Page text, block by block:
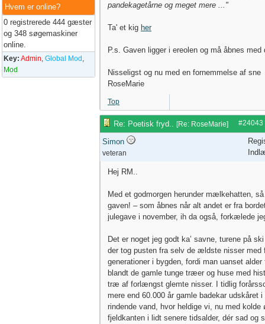
Hvem er online?
0 registrerede 444 gæster
og 348 søgemaskiner
online.
Key: Admin, Global Mod ,
Mod
pandekagetårne og meget mere ..."
Ta' et kig her
P.s. Gaven ligger i ereolen og må åbnes med
Nisseligst og nu med en fornemmelse af sne
RoseMarie
Top
#24043
Re: Poetisk fryd.. [Re: RoseMarie]
Simon
veteran
Hej RM..
Med et godmorgen herunder mælkehatten,
gaven! – som åbnes når alt andet er fra
julegave i november, ih da også, forkælede
Det er noget jeg godt ka’ savne, turene på
der tog pusten fra selv de ældste nisser med
generationer i bygden, fordi man uanset alder
blandt de gamle tunge træer og huse med
træ af forlængst glemte nisser. I tidlig
mere end 60.000 år gamle badekar udskåret
rindende vand, hvor heldige vi, nu med kolde
fjeldkanten i lidt senere tidsalder, dér sad og